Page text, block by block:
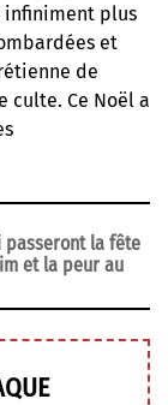
infiniment plus
et
de
culte. Ce Noël a
passeront la fête
et la peur au